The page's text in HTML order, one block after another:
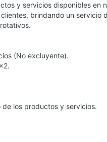
y servicios disponibles en
brindando un servicio
(No excluyente).
los productos y servicios.